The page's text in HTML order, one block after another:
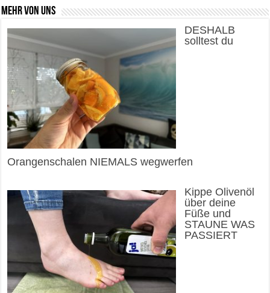
Mehr von uns
DESHALB
solltest du
Orangenschalen NIEMALS wegwerfen
Kippe Olivenöl
über deine
Füße und
STAUNE WAS
PASSIERT